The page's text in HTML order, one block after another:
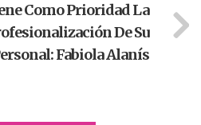
Como Prioridad La
De Su
Fabiola Alanís